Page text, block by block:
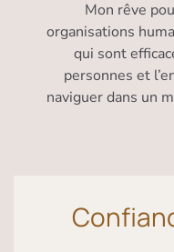
Mon rêve
organisations
qui sont
personnes et
naviguer dans un